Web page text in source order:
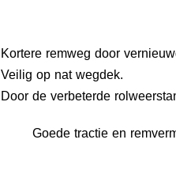
Kortere remweg door
Veilig op nat wegdek.
Door de verbeterde
Goede tractie en